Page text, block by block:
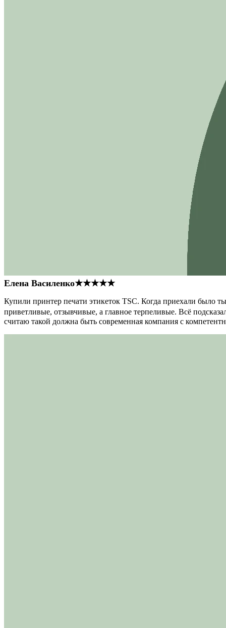
Елена Василенко★★★★★
Купили принтер печати этикеток TSC. Когда приехали было
приветливые, отзывчивые, а главное терпеливые. Всё
считаю такой должна быть современная компания с